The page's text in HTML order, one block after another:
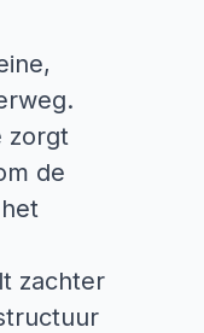
zorgt
de
zachter